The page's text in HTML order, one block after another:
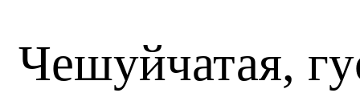
Чешуйчатая,